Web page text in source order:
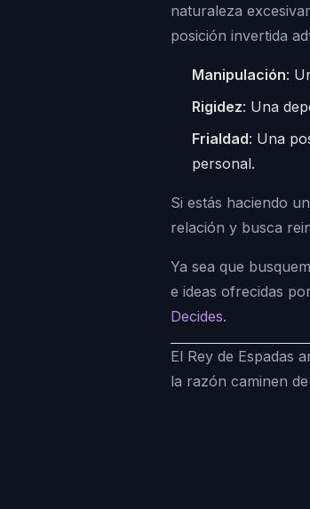
naturaleza
posición invertida
Manipulación:
Rigidez: Una
Frialdad: Una
personal.
Si estás haciendo
relación y busca
Ya sea que
e ideas ofrecidas
Decides.
El Rey de Espadas
la razón caminen